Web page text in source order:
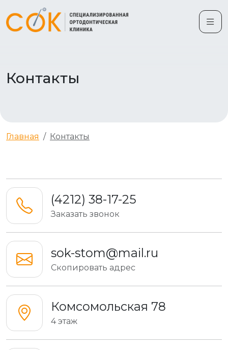
Контакты
Главная Контакты
(4212) 38-17-25
Заказать звонок
sok-stom@mail.ru
Скопировать адрес
Комсомольская 78
4 этаж